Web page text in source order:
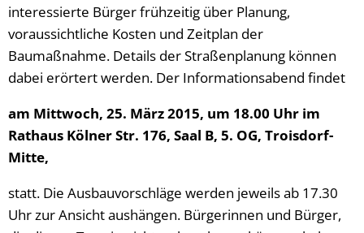
interessierte Bürger frühzeitig über Planung,
voraussichtliche Kosten und Zeitplan der
Baumaßnahme. Details der Straßenplanung können
dabei erörtert werden. Der Informationsabend findet
am Mittwoch, 25. März 2015, um 18.00 Uhr im
Rathaus Kölner Str. 176, Saal B, 5. OG, Troisdorf-
Mitte,
statt. Die Ausbauvorschläge werden jeweils ab 17.30
Uhr zur Ansicht aushängen. Bürgerinnen und Bürger,